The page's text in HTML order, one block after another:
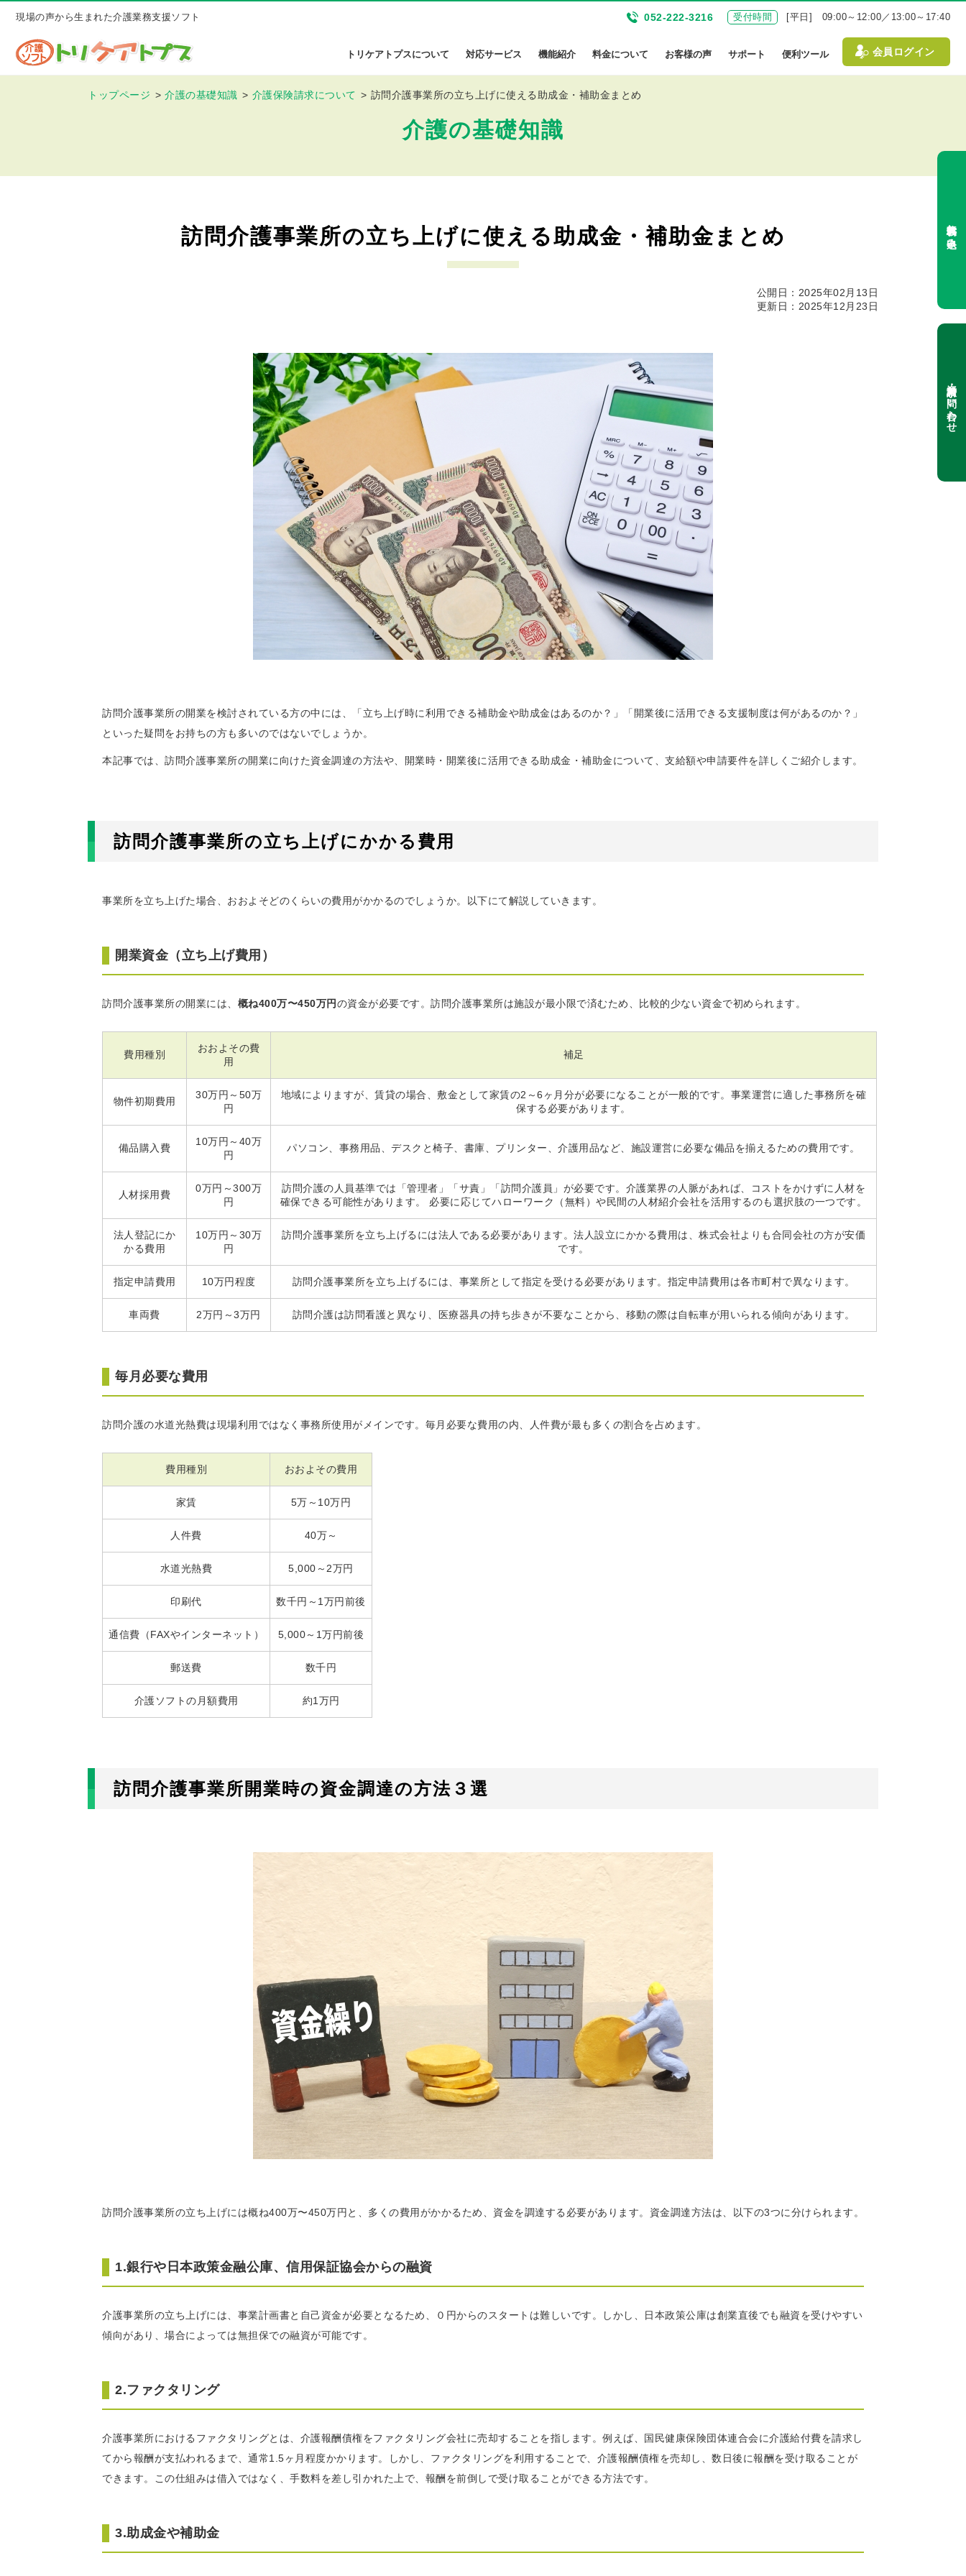
現場の声から生まれた介護業務支援ソフト 受付時間 [平日] 09:00～12:00／13:00～17:40
052-222-3216
会員ログイン
トリケアトプスについて 対応サービス 機能紹介 料金について お客様の声 サポート 便利ツール
無料体験お申込み
資料請求・お問い合わせ
トップページ 介護の基礎知識 介護保険請求について 訪問介護事業所の立ち上げに使える助成金・補助金まとめ
介護の基礎知識
訪問介護事業所の立ち上げに使える助成金・補助金まとめ
公開日：2025年02月13日
更新日：2025年12月23日
訪問介護事業所の開業を検討されている方の中には、「立ち上げ時に利用できる補助金や助成金はあるのか？」「開業後に活用できる支援制度は何があるのか？」
といった疑問をお持ちの方も多いのではないでしょうか。
本記事では、訪問介護事業所の開業に向けた資金調達の方法や、開業時・開業後に活用できる助成金・補助金について、支給額や申請要件を詳しくご紹介します。
訪問介護事業所の立ち上げにかかる費用
事業所を立ち上げた場合、おおよそどのくらいの費用がかかるのでしょうか。以下にて解説していきます。
開業資金（立ち上げ費用）
訪問介護事業所の開業には、 概ね400万〜450万円の資金が必要です。訪問介護事業所は施設が最小限で済むため、比較的少ない資金で初められます。
費用種別
おおよその費
用
補足
物件初期費用
30万円～50万
円
地域によりますが、賃貸の場合、敷金として家賃の2～6ヶ月分が必要になることが一般的です。事業運営に適した事務所を確
保する必要があります。
備品購入費
10万円～40万
円
パソコン、事務用品、デスクと椅子、書庫、プリンター、介護用品など、施設運営に必要な備品を揃えるための費用です。
人材採用費
0万円～300万
円
訪問介護の人員基準では「管理者」「サ責」「訪問介護員」が必要です。介護業界の人脈があれば、コストをかけずに人材を
確保できる可能性があります。 必要に応じてハローワーク（無料）や民間の人材紹介会社を活用するのも選択肢の一つです。
法人登記にか
かる費用
10万円～30万
円
訪問介護事業所を立ち上げるには法人である必要があります。法人設立にかかる費用は、株式会社よりも合同会社の方が安価
です。
指定申請費用 10万円程度 訪問介護事業所を立ち上げるには、事業所として指定を受ける必要があります。指定申請費用は各市町村で異なります。
車両費 2万円～3万円 訪問介護は訪問看護と異なり、医療器具の持ち歩きが不要なことから、移動の際は自転車が用いられる傾向があります。
毎月必要な費用
訪問介護の水道光熱費は現場利用ではなく事務所使用がメインです。毎月必要な費用の内、人件費が最も多くの割合を占めます。
費用種別 おおよその費用
家賃 5万～10万円
人件費 40万～
水道光熱費 5,000～2万円
印刷代 数千円～1万円前後
通信費（FAXやインターネット） 5,000～1万円前後
郵送費 数千円
介護ソフトの月額費用 約1万円
訪問介護事業所開業時の資金調達の方法３選
訪問介護事業所の立ち上げには概ね400万〜450万円と、多くの費用がかかるため、資金を調達する必要があります。資金調達方法は、以下の3つに分けられます。
1.銀行や日本政策金融公庫、信用保証協会からの融資
介護事業所の立ち上げには、事業計画書と自己資金が必要となるため、０円からのスタートは難しいです。しかし、日本政策公庫は創業直後でも融資を受けやすい
傾向があり、場合によっては無担保での融資が可能です。
2.ファクタリング
介護事業所におけるファクタリングとは、介護報酬債権をファクタリング会社に売却することを指します。例えば、国民健康保険団体連合会に介護給付費を請求し
てから報酬が支払われるまで、通常1.5ヶ月程度かかります。しかし、ファクタリングを利用することで、介護報酬債権を売却し、数日後に報酬を受け取ることが
できます。この仕組みは借入ではなく、手数料を差し引かれた上で、報酬を前倒しで受け取ることができる方法です。
3.助成金や補助金